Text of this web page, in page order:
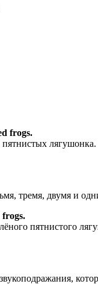
frogs.
пятнистых лягушонка.
тремя, двумя и
frogs.
пятнистого